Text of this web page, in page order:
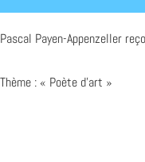
Pascal Payen-Appenzeller
Thème : « Poète d’art »